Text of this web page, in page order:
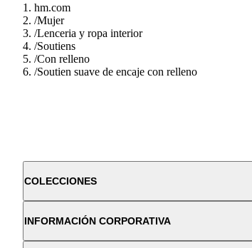
hm.com
/Mujer
/Lenceria y ropa interior
/Soutiens
/Con relleno
/Soutien suave de encaje con relleno
COLECCIONES
INFORMACIÓN CORPORATIVA